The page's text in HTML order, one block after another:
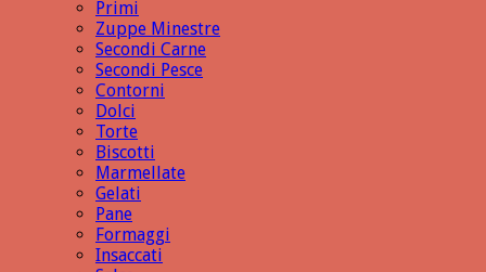
Primi
Zuppe Minestre
Secondi Carne
Secondi Pesce
Contorni
Dolci
Torte
Biscotti
Marmellate
Gelati
Pane
Formaggi
Insaccati